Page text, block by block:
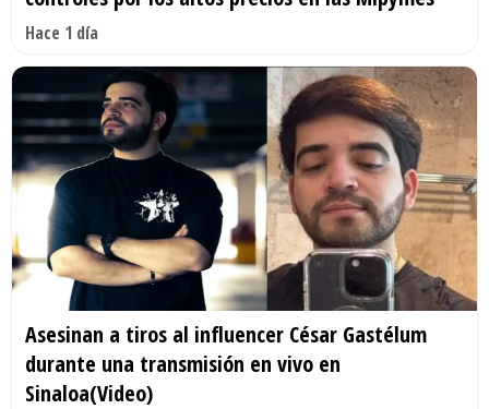
Hace 1 día
Asesinan a tiros al influencer César Gastélum
durante una transmisión en vivo en
Sinaloa(Video)